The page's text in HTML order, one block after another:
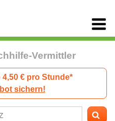
Vermittler
€ pro Stunde*
sichern!